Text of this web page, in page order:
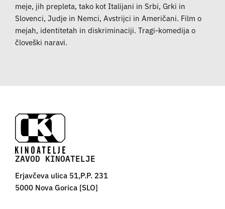
meje, jih prepleta, tako kot Italijani in Srbi, Grki in
Slovenci, Judje in Nemci, Avstrijci in Američani. Film o
mejah, identitetah in diskriminaciji. Tragi-komedija o
človeški naravi.
ZAVOD KINOATELJE
Erjavčeva ulica 51,P.P. 231
5000 Nova Gorica [SLO]